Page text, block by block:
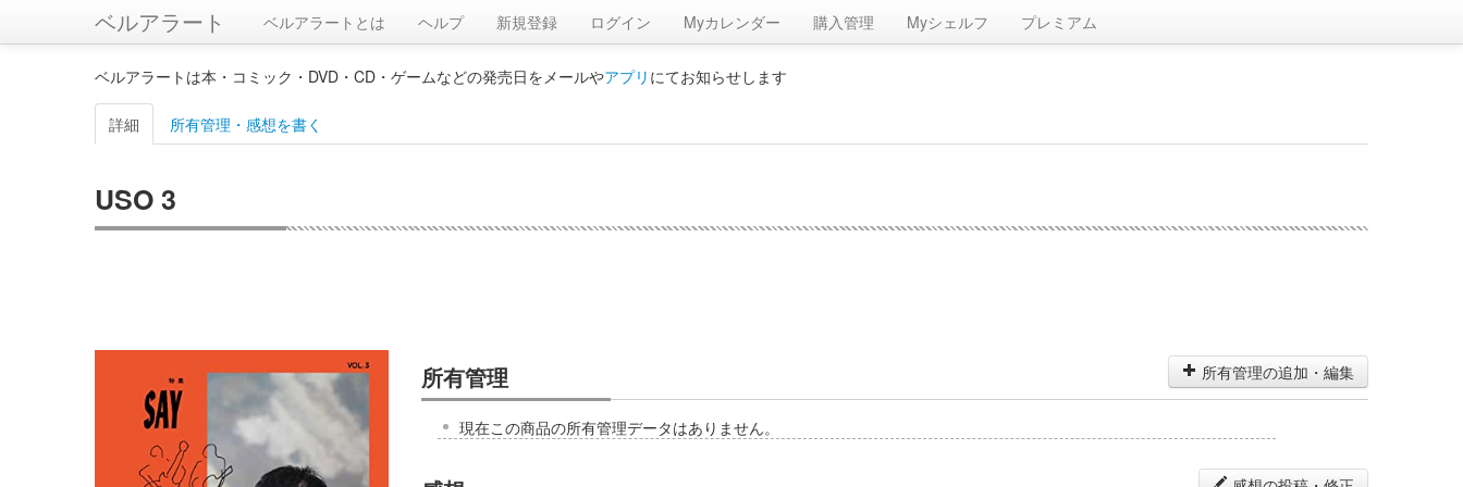
ベルアラート ベルアラートとは ヘルプ 新規登録 ログイン Myカレンダー 購入管理 Myシェルフ プレミアム
ベルアラートは本・コミック・DVD・CD・ゲームなどの発売日をメールやアプリ にてお知らせします
詳細 所有管理・感想を書く
USO 3
所有管理 所有管理の追加・編集
現在この商品の所有管理データはありません。